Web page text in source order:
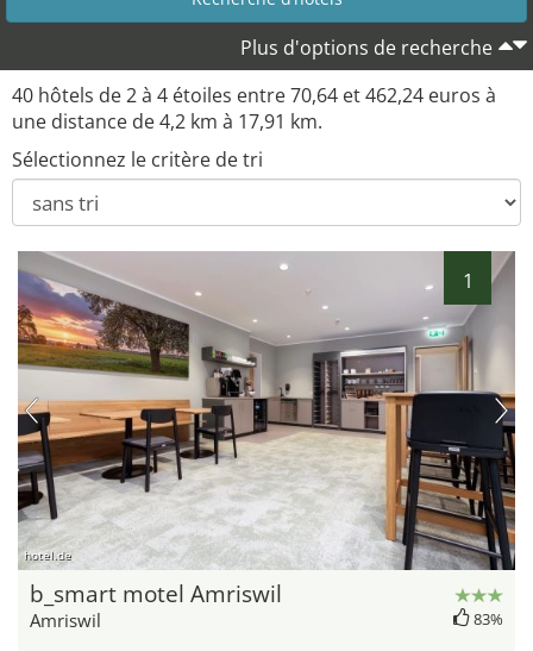
Plus d'options de recherche
40 hôtels de 2 à 4 étoiles entre 70,64 et 462,24 euros à
une distance de 4,2 km à 17,91 km.
Sélectionnez le critère de tri
1
hotel.de
b_smart motel Amriswil
Amriswil 83%